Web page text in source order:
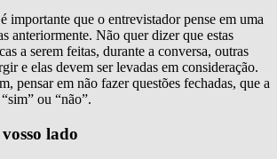
importante que o entrevistador pense em uma
anteriormente. Não quer dizer que estas
a serem feitas, durante a conversa, outras
e elas devem ser levadas em consideração.
pensar em não fazer questões fechadas, que a
ou “não”.
lado